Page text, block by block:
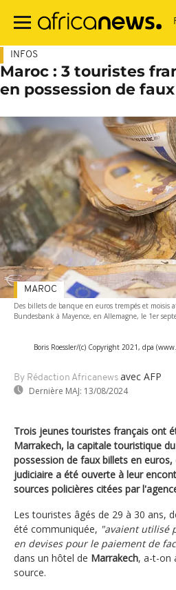
contenu
INFOS
Maroc : 3 touristes
en possession de
Des billets de banque en euros trempés et moisis
Bundesbank à Mayence, en Allemagne, le 1er
Boris Roessler/(c) Copyright 2021, dpa
By Rédaction Africanews avec AFP
Dernière MAJ: 13/08/2024
MAROC
Trois jeunes touristes français ont
Marrakech, la capitale touristique
possession de faux billets en
judiciaire a été ouverte à leur
sources policières citées par
Les touristes âgés de 29 à 30 ans,
été communiquée, "avaient utilisé
en devises pour le paiement de
dans un hôtel de Marrakech, a-t-on
source.